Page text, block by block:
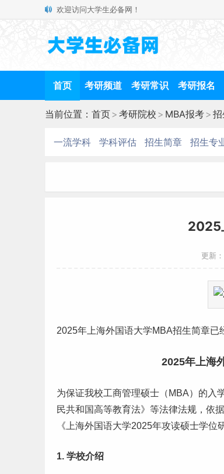
欢迎访问大学生必备网！
首页 考研频道 考研常识 考研报名
当前位置： 首页> 考研院校 > MBA报考>
一流学科 学科评估 招生简章 招生专
2025
更新
2025年 上海外国语大学MBA招生简章已
2025年上海
为保证我校工商管理硕士（MBA）的入
民共和国高等教育法》等法律法规，依
《上海外国语大学2025年攻读硕士学位
1. 学校介绍